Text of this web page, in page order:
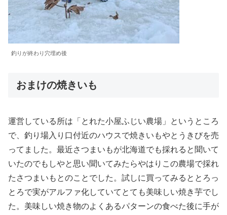
釣りが終わり穴埋め後
おまけの焼きいも
運営している所は「とれた小屋ふじい農場」というところ
で、釣り場入り口付近のハウスで焼きいもやとうきびを売
ってました。最近さつまいもが北海道でも採れると聞いて
いたのでもしやと思い聞いてみたらやはりこの農場で採れ
たさつまいもとのことでした。試しに買ってみるととろっ
とろで実がアルファ化していてとても美味しい焼き芋でし
た。美味しい焼き物のよくあるパターンの食べた後に手が